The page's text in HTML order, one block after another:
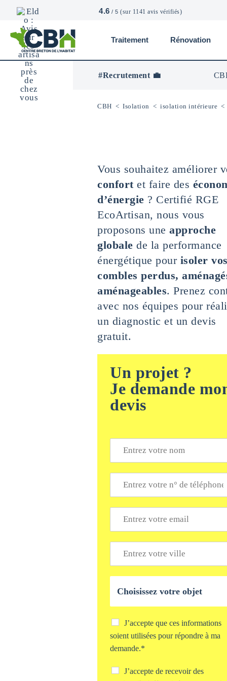
4.6 / 5 (sur 1141 avis vérifiés)
CBH
Centre
Breton
L’Habitat
Traitement Rénovation
#Recrutement 💼
CBH < Isolation < isolation intérieure <
Vous souhaitez améliorer
confortet faire des
d’énergie ? Certifié RGE
EcoArtisan, nous vous
proposons une approche
globale de la performance
énergétique pour isoler vos
combles perdus,
aménageables. Prenez
avec nos équipes pour
un diagnostic et un devis
gratuit.
Un projet ?
Je demande
devis
m
*
l
é
*
a
i
l
l
t
e
v
C
e
c
b
J’accepte que ces informations
soient utilisées pour répondre à ma
demande.*
C
J’accepte de recevoir des